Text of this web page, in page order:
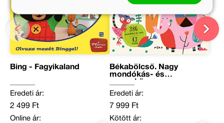
Bing - Fagyikaland
Eredeti ár:
2 499 Ft
Online ár:
Békabölcső. Nagy
mondókás- és
legkisebbeknek
Eredeti ár:
7 999 Ft
Kötött ár: